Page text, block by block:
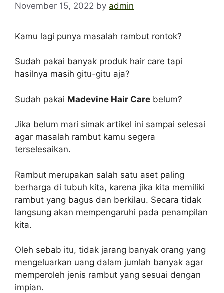
November 15, 2022 by admin
Kamu lagi punya masalah rambut rontok?
Sudah pakai banyak produk hair care tapi
hasilnya masih gitu-gitu aja?
Sudah pakai Madevine Hair Care belum?
Jika belum mari simak artikel ini sampai selesai
agar masalah rambut kamu segera
terselesaikan.
Rambut merupakan salah satu aset paling
berharga di tubuh kita, karena jika kita memiliki
rambut yang bagus dan berkilau. Secara tidak
langsung akan mempengaruhi pada penampilan
kita.
Oleh sebab itu, tidak jarang banyak orang yang
mengeluarkan uang dalam jumlah banyak agar
memperoleh jenis rambut yang sesuai dengan
impian.